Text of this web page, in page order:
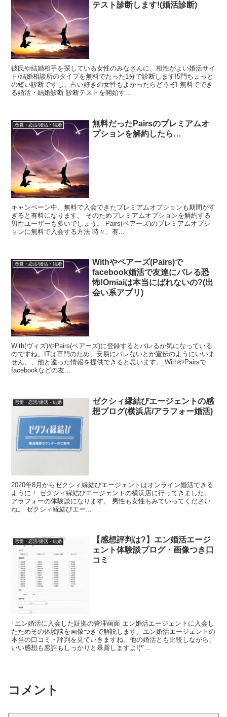
テスト診断します!(婚活診断)
彼氏や結婚相手を探している女性のみなさんに、相性がよい婚活サイ
ト/結婚相談所のタイプを無料でたった1分で診断します!5門ちょっと
の短い診断ですし、占い好きの女性もよかったらどうぞ! 無料ででき
る婚活・結婚診断 診断テストを開始す...
恋愛・恋活/婚活・結婚
無料だったPairsのプレミアムオ
プションを解約したら…
キャンペーン中、無料で入会できたプレミアムオプションも期間がす
ぎると有料になります。 そのためプレミアムオプションを解約する
男性ユーザーも多いでしょう。 Pairs(ペアーズ)のプレミアムオプシ
ョンに無料で入会する方法 時々、有...
恋愛・恋活/婚活・結婚
Withやペアーズ(Pairs)で
facebook婚活で友達にバレる恐
怖!Omiaiは本当にばれないの?(出
会い系アプリ)
With(ヴィズ)やPairs(ペアーズ)に登録するとバレるか気になっている
のですね。ITは専門のため、安易にバレないとか宣伝のようにいいま
せん。、他と違った情報を提供できると思います。 WithやPairsで
facebookなどの友...
恋愛・恋活/婚活・結婚
ゼクシィ縁結びエージェントの感
想ブログ(横浜店/アラフォー婚活)
2020年8月からゼクシィ縁結びエージェントはオンライン婚活できる
ように！ ゼクシィ縁結びエージェントの横浜店に行ってきました。
アラフォーの体験談になります。 男性も女性もみていってください
ね。 ゼクシィ縁結びエー...
恋愛・恋活/婚活・結婚
【感想評判は?】エン婚活エージ
ェント体験談ブログ・画像つき口
コミ
↑エン婚活に入会した証拠の管理画面 エン婚活エージェントに入会し
たためその体験談を画像つきで解説します。エン婚活エージェントの
本当の口コミ・評判を見ていきますね。他の婚活とも比較しながら、
いい感想も悪評もしっかりと暴露しますよ!(*´...
コメント